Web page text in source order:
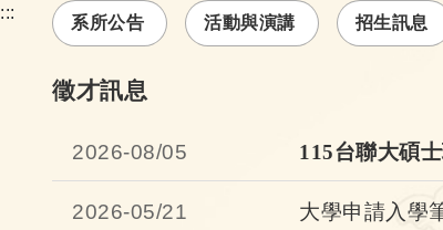
:::
系所公告 活動與演講 招生訊息
徵才訊息
2026-08/05 115台聯大碩
2026-05/21 大學申請入學